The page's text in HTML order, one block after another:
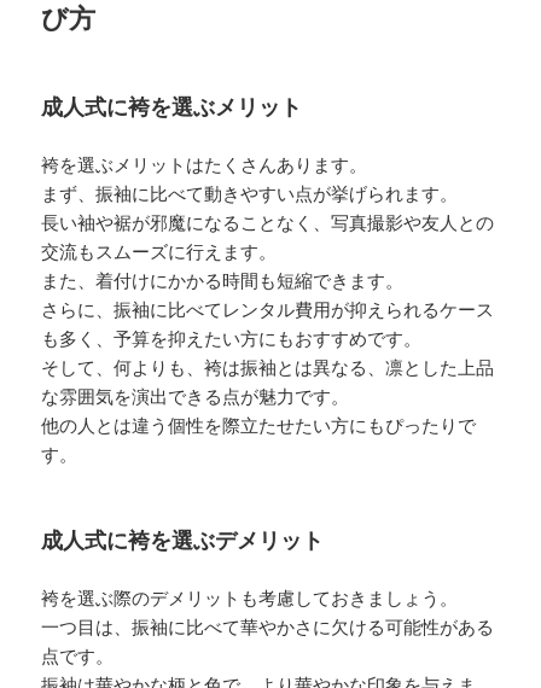
び方
成人式に袴を選ぶメリット
袴を選ぶメリットはたくさんあります。
まず、振袖に比べて動きやすい点が挙げられます。
長い袖や裾が邪魔になることなく、写真撮影や友人との
交流もスムーズに行えます。
また、着付けにかかる時間も短縮できます。
さらに、振袖に比べてレンタル費用が抑えられるケース
も多く、予算を抑えたい方にもおすすめです。
そして、何よりも、袴は振袖とは異なる、凛とした上品
な雰囲気を演出できる点が魅力です。
他の人とは違う個性を際立たせたい方にもぴったりで
す。
成人式に袴を選ぶデメリット
袴を選ぶ際のデメリットも考慮しておきましょう。
一つ目は、振袖に比べて華やかさに欠ける可能性がある
点です。